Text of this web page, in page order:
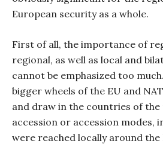
European security as a whole.
First of all, the importance of
regional, as well as local and
cannot be emphasized too
bigger wheels of the EU and
and draw in the countries of
accession or accession modes,
were reached locally around the